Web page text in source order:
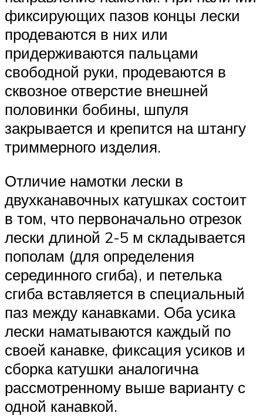
фиксирующих пазов концы лески
продеваются в них или
придерживаются пальцами
свободной руки, продеваются в
сквозное отверстие внешней
половинки бобины, шпуля
закрывается и крепится на штангу
триммерного изделия.
Отличие намотки лески в
двухканавочных катушках состоит
в том, что первоначально отрезок
лески длиной 2-5 м складывается
пополам (для определения
серединного сгиба), и петелька
сгиба вставляется в специальный
паз между канавками. Оба усика
лески наматываются каждый по
своей канавке, фиксация усиков и
сборка катушки аналогична
рассмотренному выше варианту с
одной канавкой.